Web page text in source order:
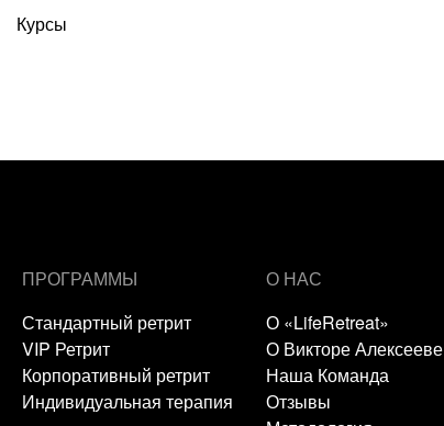
Курсы
ПРОГРАММЫ
Стандартный ретрит
VIP Ретрит
Корпоративный ретрит
Индивидуальная терапия
О НАС
О «LifeRetreat»
О Викторе Алексееве
Наша Команда
Отзывы